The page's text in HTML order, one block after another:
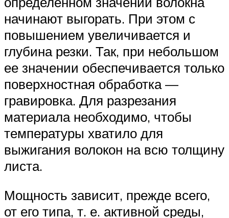
начинают выгорать. При этом с
повышением увеличивается и
глубина резки. Так, при небольшом
ее значении обеспечивается только
поверхностная обработка —
гравировка. Для разрезания
материала необходимо, чтобы
температуры хватило для
выжигания волокон на всю толщину
листа.
Мощность зависит, прежде всего,
от его типа, т. е. активной среды,